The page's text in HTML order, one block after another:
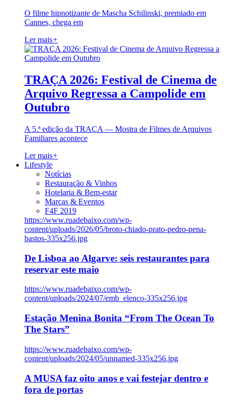
O filme hipnotizante de Mascha Schilinski, premiado em
Cannes, chega em
Ler mais+
TRAÇA 2026: Festival de Cinema de
Arquivo Regressa a Campolide em
Outubro
A 5.ª edição da TRAÇA — Mostra de Filmes de Arquivos
Familiares acontece
Ler mais+
Lifestyle
Notícias
Restauração & Vinhos
Hotelaria & Bem-estar
Marcas & Eventos
F4F 2019
https://www.ruadebaixo.com/wp-
content/uploads/2026/05/broto-chiado-prato-pedro-pena-
bastos-335x256.jpg
De Lisboa ao Algarve: seis restaurantes para
reservar este maio
https://www.ruadebaixo.com/wp-
content/uploads/2024/07/emb_elenco-335x256.jpg
Estação Menina Bonita “From The Ocean To
The Stars”
https://www.ruadebaixo.com/wp-
content/uploads/2024/05/unnamed-335x256.jpg
A MUSA faz oito anos e vai festejar dentro e
fora de portas